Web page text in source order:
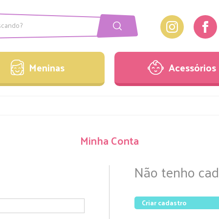
Meninas
Macaquinhos
Acessórios
Laços
Pulseiras
Meninas Acessórios
Minha Conta
Não tenho
Criar cadastro